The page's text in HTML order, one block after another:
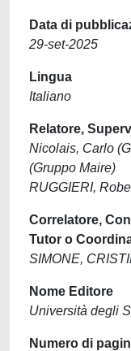
Data di
29-set-2025
Lingua
Italiano
Relatore,
Nicolais, Carlo
(Gruppo Maire)
RUGGIERI,
Correlatore,
Tutor o
SIMONE,
Nome Editore
Università degli
Numero di